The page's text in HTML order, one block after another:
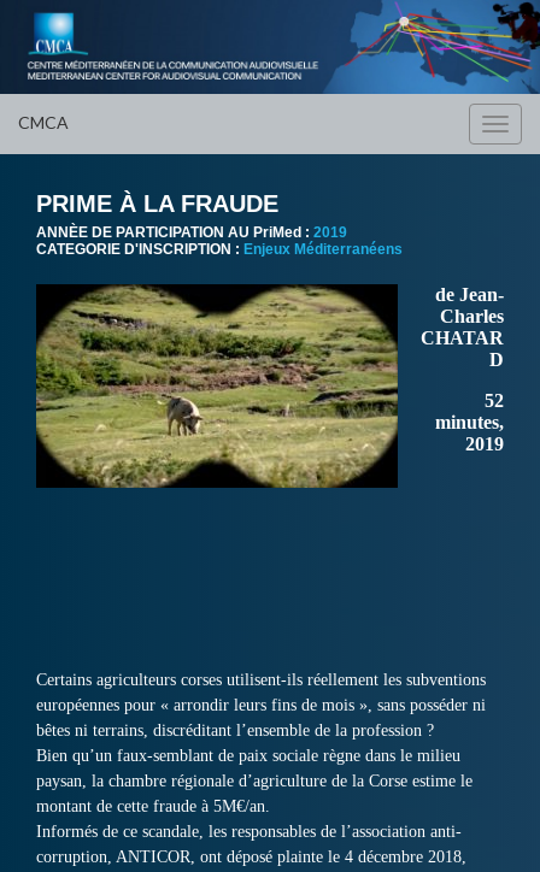
CMCA
PRIME À LA FRAUDE
ANNÈE DE PARTICIPATION AU PriMed : 2019
CATEGORIE D'INSCRIPTION : Enjeux Méditerranéens
de Jean-
Charles
CHATAR
D
52
minutes,
2019
Certains agriculteurs corses utilisent-ils réellement les subventions
européennes pour « arrondir leurs fins de mois », sans posséder ni
bêtes ni terrains, discréditant l’ensemble de la profession ?
Bien qu’un faux-semblant de paix sociale règne dans le milieu
paysan, la chambre régionale d’agriculture de la Corse estime le
montant de cette fraude à 5M€/an.
Informés de ce scandale, les responsables de l’association anti-
corruption, ANTICOR, ont déposé plainte le 4 décembre 2018,